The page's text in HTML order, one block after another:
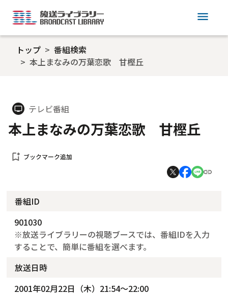
menu
トップ
番組検索
本上まなみの万葉恋歌 甘樫丘
tv テレビ番組
本上まなみの万葉恋歌 甘樫丘
bookmark_add ブックマーク追加
番組ID
901030
※放送ライブラリーの視聴ブースでは、番組IDを入力
することで、簡単に番組を選べます。
放送日時
2001年02月22日（木）21:54～22:00